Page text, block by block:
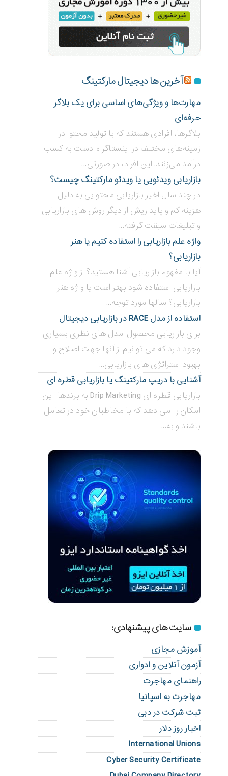
آخرین ها دیجیتال مارکتینگ
مهارت‌ها و ویژگی‌های اساسی برای یک بلاگر
حرفه‌ای
بلاگر‌ها، افرادی هستند که با تولید محتوا در
زمینه‌های مختلف در اینستاگرام دست به کسب
درآمد می‌زنند. این افراد، در صورتی...
بازاریابی ویدئویی ‌یا ویدئو مارکتینگ چیست؟
در چند سال اخیر بازاریابی محتوایی به دلیل
هزینه کم و پایداریش از دیگر روش های بازاریابی
و تبلیغات سبقت گرفته...
واژه علم بازاریابی را استفاده کنیم یا هنر
بازاریابی؟
آیا با مفهوم بازاریابی آشنا هستید؟ از واژه علم
بازاریابی استفاده شود بهتر است یا واژه هنر
بازاریابی؟ سالها مورد توجه...
استفاده از مدل RACE در بازاریابی دیجیتال
برای بازاریابی محصول مدل های نظری بسیاری
وجود دارد که می توانیم از آنها جهت اصلاح و
بهبود استراتژی های بازاریابی...
آشنایی با دریپ مارکتینگ یا بازاریابی قطره ای
بازاریابی قطره ای Drip Marketing به برندها این
امکان را می دهد که با مخاطبان خود در تعامل
باشند و به...
سایت های پیشنهادی:
آموزش مجازی
آزمون آنلاین و ادواری
راهنمای مهاجرت
مهاجرت به اسپانیا
ثبت شرکت در دبی
اخبار روز دلار
International Unions
Cyber Security Certificate